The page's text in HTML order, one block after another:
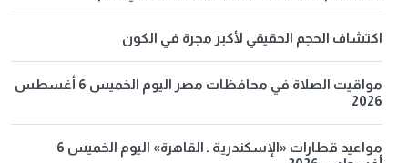
اكتشاف الحجم الحقيقي لأكبر مجرة في الكون
مواقيت الصلاة في محافظات مصر اليوم الخميس 6 أغسطس
2026
مواعيد قطارات «الإسكندرية ـ القاهرة» اليوم الخميس 6